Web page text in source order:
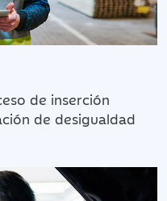
de inserción
de desigualdad